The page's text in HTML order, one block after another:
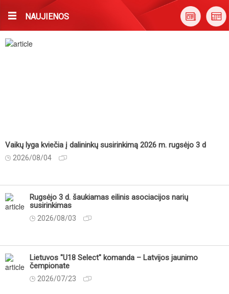
NAUJIENOS
Vaikų lyga kviečia į dalininkų susirinkimą 2026 m. rugsėjo 3 d
2026/08/04
Rugsėjo 3 d. šaukiamas eilinis asociacijos narių
susirinkimas
2026/08/03
Lietuvos "U18 Select" komanda – Latvijos jaunimo
čempionate
2026/07/23